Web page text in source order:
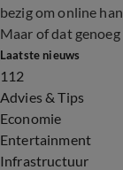
bezig om online
Maar of dat
Laatste nieuws
112
Advies & Tips
Economie
Entertainment
Infrastructuur